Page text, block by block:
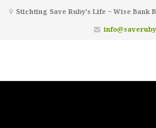
Stichting Save Ruby's Life ~ Wise Bank